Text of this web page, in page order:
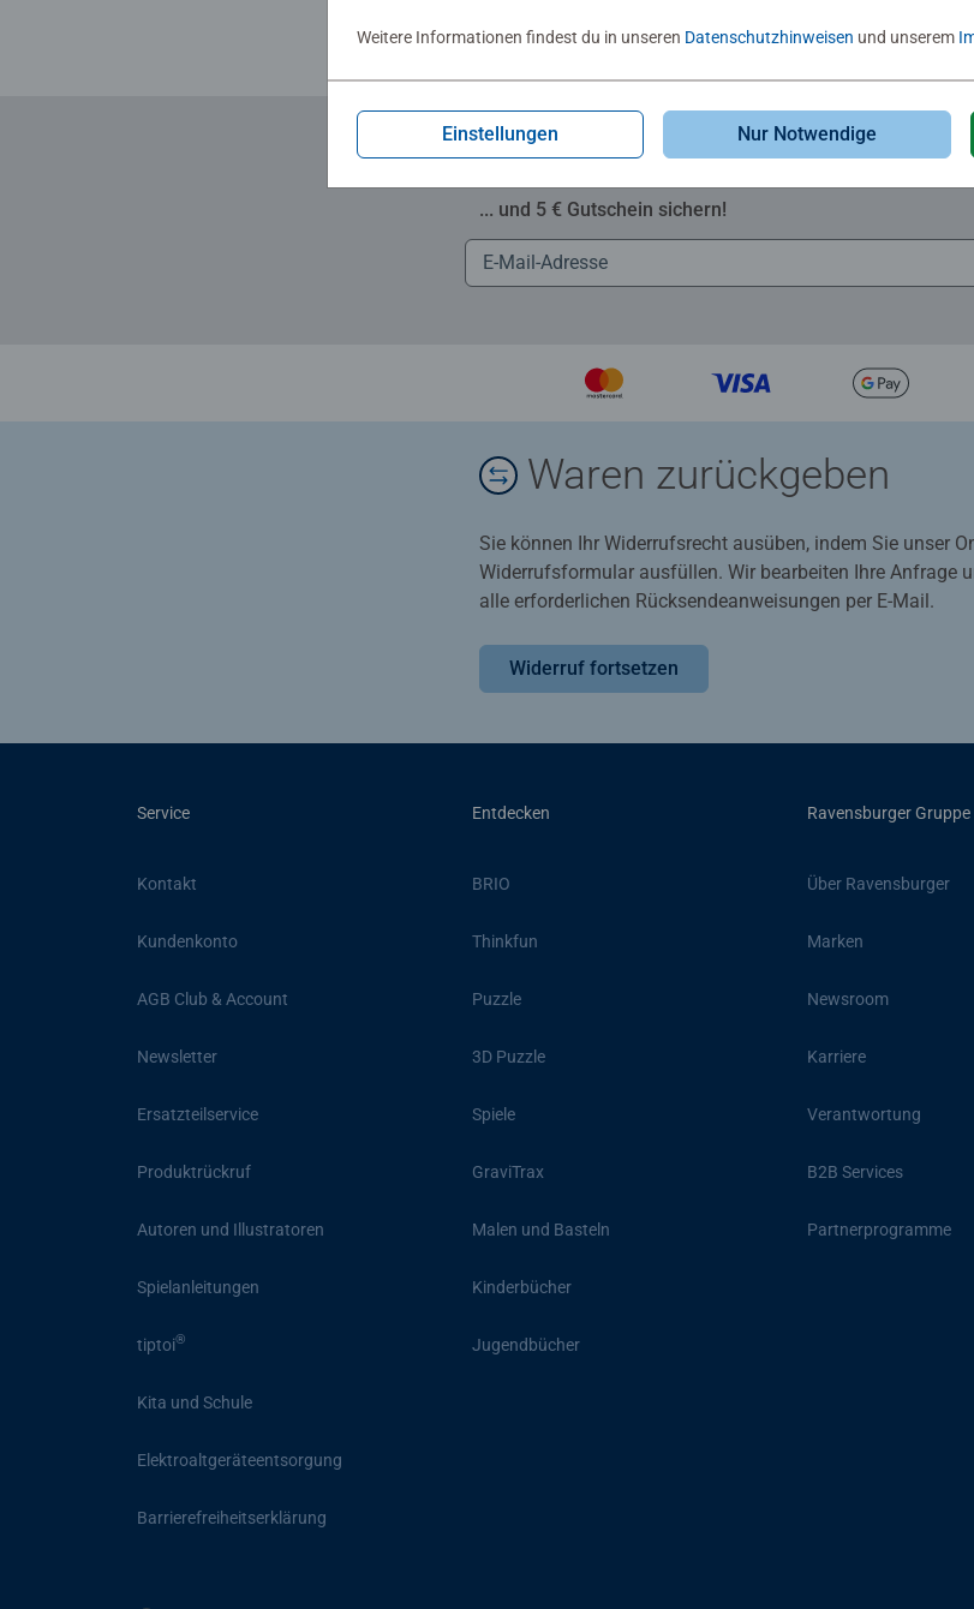
... und 5 € Gutschein sichern!
Waren zurückgeben
Sie können Ihr Widerrufsrecht ausüben, indem Sie unser
Widerrufsformular ausfüllen. Wir bearbeiten Ihre Anfrage
alle erforderlichen Rücksendeanweisungen per E-Mail.
Widerruf fortsetzen
Service
Kontakt
Kundenkonto
AGB Club & Account
Newsletter
Ersatzteilservice
Produktrückruf
Autoren und Illustratoren
Spielanleitungen
tiptoi®
Kita und Schule
Elektroaltgeräteentsorgung
Barrierefreiheitserklärung
Entdecken
BRIO
Thinkfun
Puzzle
3D Puzzle
Spiele
GraviTrax
Malen und Basteln
Kinderbücher
Jugendbücher
Ravensburger Gruppe
Über Ravensburger
Marken
Newsroom
Karriere
Verantwortung
B2B Services
Partnerprogramme
Weitere Informationen findest du in unseren Datenschutzhinweisen und unserem
Einstellungen Nur Notwendige